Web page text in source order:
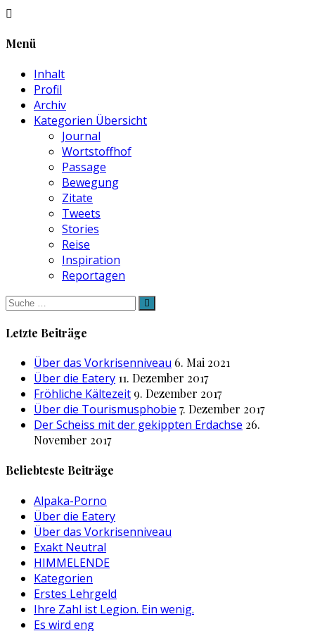
Menü
Inhalt
Profil
Archiv
Kategorien Übersicht
Journal
Wortstoffhof
Passage
Bewegung
Zitate
Tweets
Stories
Reise
Inspiration
Reportagen
Suche
nach:
Letzte Beiträge
Über das Vorkrisenniveau 6. Mai 2021
Über die Eatery 11. Dezember 2017
Fröhliche Kältezeit 9. Dezember 2017
Über die Tourismusphobie 7. Dezember 2017
Der Scheiss mit der gekippten Erdachse 26.
November 2017
Beliebteste Beiträge
Alpaka-Porno
Über die Eatery
Über das Vorkrisenniveau
Exakt Neutral
HIMMELENDE
Kategorien
Erstes Lehrgeld
Ihre Zahl ist Legion. Ein wenig.
Es wird eng